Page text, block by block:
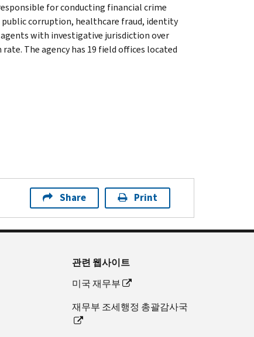
for conducting financial crime
corruption, healthcare fraud, identity
with investigative jurisdiction over
The agency has 19 field offices located
Share Print
관련 웹사이트
미국 재무부
재무부 조세행정 총괄감사국